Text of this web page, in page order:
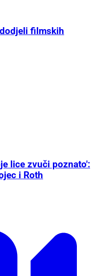
filmskih
lice zvuči poznato':
i Roth